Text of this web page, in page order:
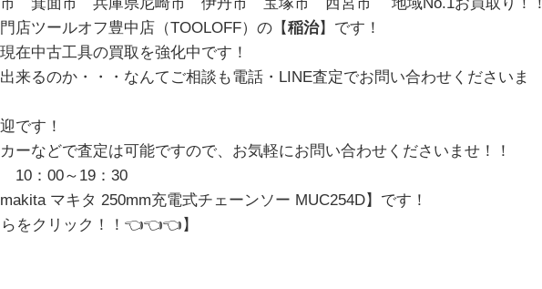
店ツールオフ豊中店（TOOLOFF）の【稲治】です！
在中古工具の買取を強化中です！
来るのか・・・なんてご相談も電話・LINE査定でお問い合わせくださいま
です！
ーなどで査定は可能ですので、お気軽にお問い合わせくださいませ！！
10：00～19：30
マキタ 250mm充電式チェーンソー MUC254D】です！
をクリック！！ 👈👈👈】